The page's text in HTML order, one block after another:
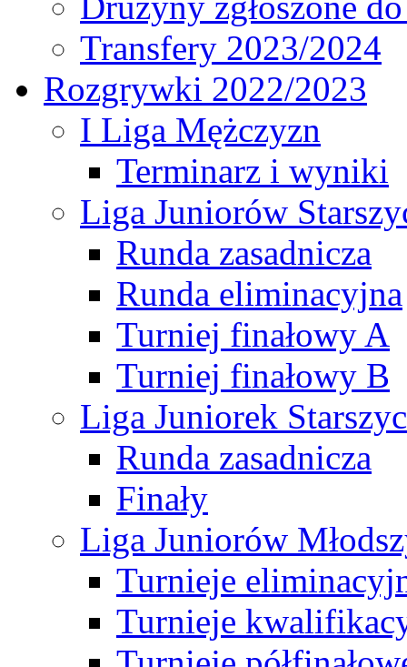
Transfery 2023/2024
Rozgrywki 2022/2023
I Liga Mężczyzn
Terminarz i wyniki
Liga Juniorów
Runda zasadnicza
Runda eliminacyjna
Turniej finałowy A
Turniej finałowy B
Liga Juniorek
Runda zasadnicza
Finały
Liga Juniorów
Turnieje
Turnieje